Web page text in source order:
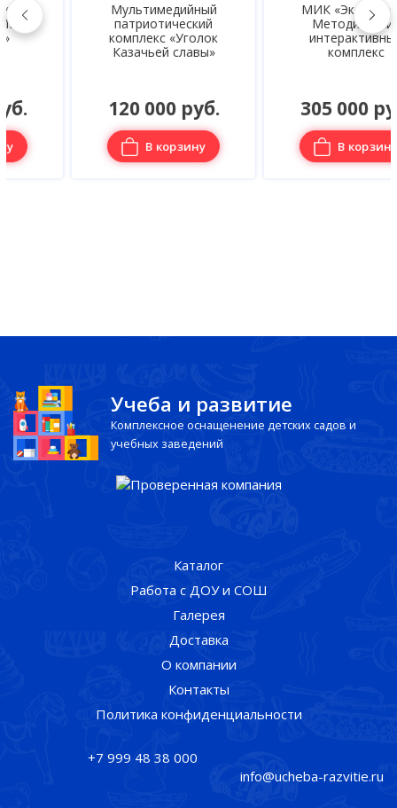
Мультимедийный
патриотический
комплекс «Уголок
Казачьей славы»
120 000 руб.
В корзину
МИК «Экология» -
Методический
интерактивный
305 000 руб.
В корзину
Учеба и развитие
Комплексное оснащенение детских садов и
учебных заведений
Каталог
Работа с ДОУ и СОШ
Галерея
Доставка
О компании
Контакты
Политика конфиденциальности
+7 999 48 38 000
info@ucheba-razvitie.ru